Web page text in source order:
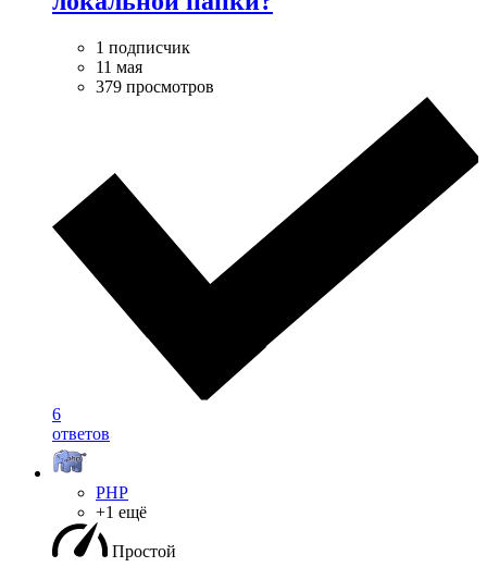
1 подписчик
11 мая
379 просмотров
6
ответов
PHP
+1 ещё
Простой